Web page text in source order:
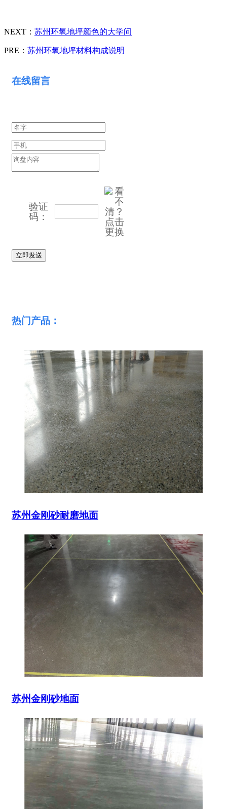
NEXT： 苏州环氧地坪颜色的大学问
PRE： 苏州环氧地坪材料构成说明
在线留言
验证
码：
热门产品：
苏州金刚砂耐磨地面
苏州金刚砂地面